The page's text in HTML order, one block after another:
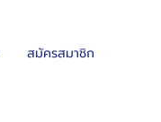
สมัครสมาชิก